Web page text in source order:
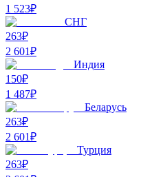
1 523₽
СНГ
263₽
2 601₽
Индия
150₽
1 487₽
Беларусь
263₽
2 601₽
Турция
263₽